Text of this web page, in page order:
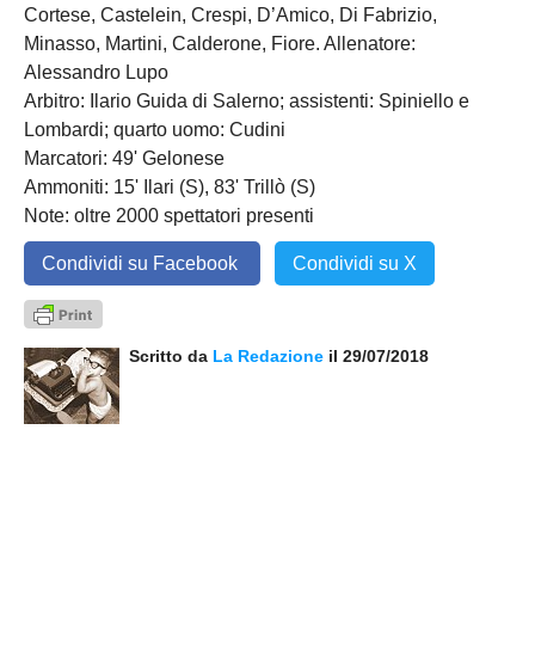
Cortese, Castelein, Crespi, D’Amico, Di Fabrizio,
Minasso, Martini, Calderone, Fiore. Allenatore:
Alessandro Lupo
Arbitro: Ilario Guida di Salerno; assistenti: Spiniello e
Lombardi; quarto uomo: Cudini
Marcatori: 49' Gelonese
Ammoniti: 15' Ilari (S), 83' Trillò (S)
Note: oltre 2000 spettatori presenti
Condividi su Facebook Condividi su X
Scritto da La Redazione il 29/07/2018